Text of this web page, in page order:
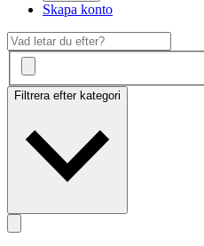
Skapa konto
Filtrera efter kategori